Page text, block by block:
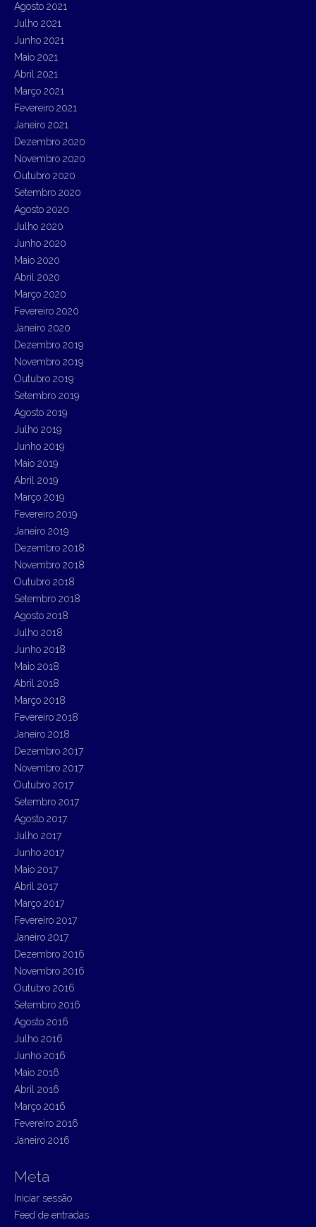
Agosto 2021
Julho 2021
Junho 2021
Maio 2021
Abril 2021
Março 2021
Fevereiro 2021
Janeiro 2021
Dezembro 2020
Novembro 2020
Outubro 2020
Setembro 2020
Agosto 2020
Julho 2020
Junho 2020
Maio 2020
Abril 2020
Março 2020
Fevereiro 2020
Janeiro 2020
Dezembro 2019
Novembro 2019
Outubro 2019
Setembro 2019
Agosto 2019
Julho 2019
Junho 2019
Maio 2019
Abril 2019
Março 2019
Fevereiro 2019
Janeiro 2019
Dezembro 2018
Novembro 2018
Outubro 2018
Setembro 2018
Agosto 2018
Julho 2018
Junho 2018
Maio 2018
Abril 2018
Março 2018
Fevereiro 2018
Janeiro 2018
Dezembro 2017
Novembro 2017
Outubro 2017
Setembro 2017
Agosto 2017
Julho 2017
Junho 2017
Maio 2017
Abril 2017
Março 2017
Fevereiro 2017
Janeiro 2017
Dezembro 2016
Novembro 2016
Outubro 2016
Setembro 2016
Agosto 2016
Julho 2016
Junho 2016
Maio 2016
Abril 2016
Março 2016
Fevereiro 2016
Janeiro 2016
Meta
Iniciar sessão
Feed de entradas